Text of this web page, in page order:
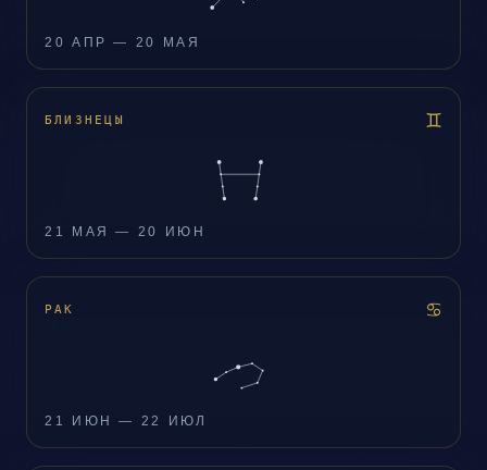
20 АПР — 20 МАЯ
БЛИЗНЕЦЫ ♊
21 МАЯ — 20 ИЮН
РАК ♋
21 ИЮН — 22 ИЮЛ